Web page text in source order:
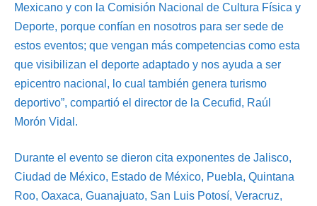
Mexicano y con la Comisión Nacional de Cultura Física y
Deporte, porque confían en nosotros para ser sede de
estos eventos; que vengan más competencias como esta
que visibilizan el deporte adaptado y nos ayuda a ser
epicentro nacional, lo cual también genera turismo
deportivo”, compartió el director de la Cecufid, Raúl
Morón Vidal.
Durante el evento se dieron cita exponentes de Jalisco,
Ciudad de México, Estado de México, Puebla, Quintana
Roo, Oaxaca, Guanajuato, San Luis Potosí, Veracruz,